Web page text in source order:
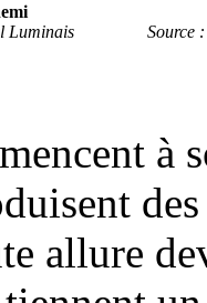
Luminais
Source
à
allure